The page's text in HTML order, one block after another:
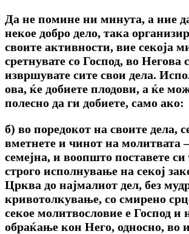
Да не помине ни минута, а ние
некое добро дело, така
своите активности, вие секоја
сретнувате со Господ, во Негова
извршувате сите свои дела.
ова, ќе добиете плодови, а ќе
полесно да ги добиете, само ако:
б) во поредокот на своите дела,
вметнете и чинот на молитвата
семејна, и воопшто поставете
строго исполнување на секој
Црква до најмалиот дел, без
кривотолкување, со смирено
секое молитвословие е Господ и
обраќање кон Него, односно, во